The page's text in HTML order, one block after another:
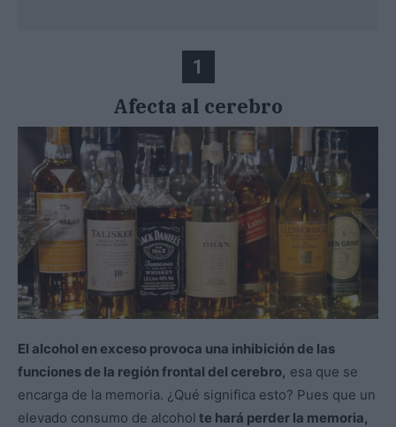
1
Afecta al cerebro
El alcohol en exceso provoca una inhibición de las
funciones de la región frontal del cerebro, esa que se
encarga de la memoria. ¿Qué significa esto? Pues que un
elevado consumo de alcohol te hará perder la memoria,